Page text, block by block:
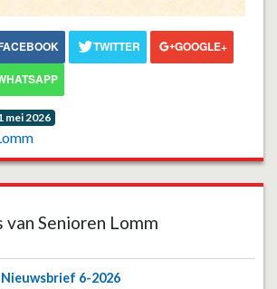
TWITTER
GOOGLE+
mei 2026
Senioren Lomm
6-2026